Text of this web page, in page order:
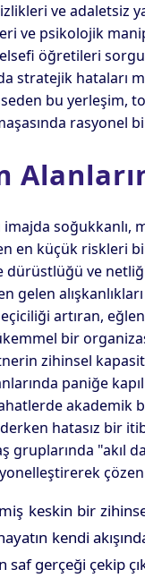
ve adaletsiz
ve psikolojik
öğretileri
stratejik hataları
bu yerleşim,
rasyonel
imajda
en küçük riskleri
dürüstlüğü ve
gelen
artıran,
bir
zihinsel
paniğe
akademik
hatasız bir
gruplarında "akıl
keskin bir
kendi
saf gerçeği çekip